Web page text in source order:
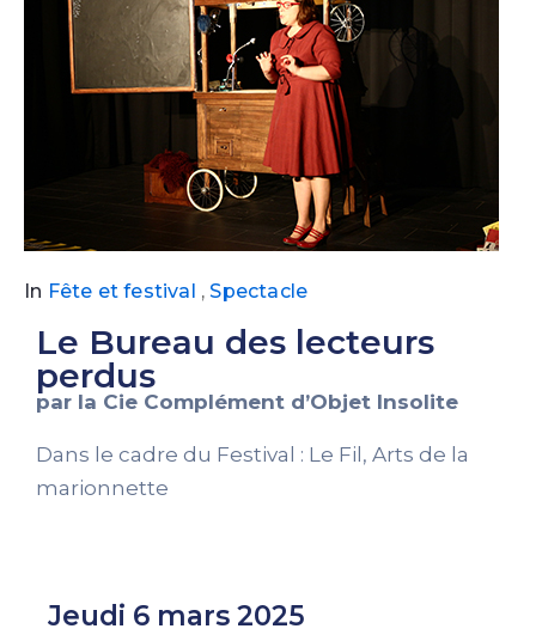
In Fête et festival ,Spectacle
Le Bureau des lecteurs
perdus
par la Cie Complément d’Objet Insolite
Dans le cadre du Festival : Le Fil, Arts de la
marionnette
Jeudi 6 mars 2025